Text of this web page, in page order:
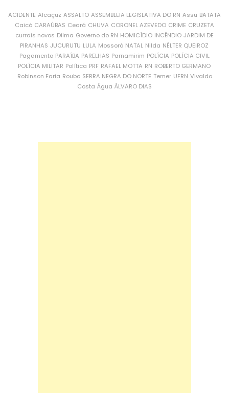
ACIDENTE Alcaçuz ASSALTO ASSEMBLEIA LEGISLATIVA DO RN Assu BATATA
Caicó CARAÚBAS Ceará CHUVA CORONEL AZEVEDO CRIME CRUZETA
currais novos Dilma Governo do RN HOMICÍDIO INCÊNDIO JARDIM DE
PIRANHAS JUCURUTU LULA Mossoró NATAL Nilda NÉLTER QUEIROZ
Pagamento PARAÍBA PARELHAS Parnamirim POLÍCIA POLÍCIA CIVIL
POLÍCIA MILITAR Política PRF RAFAEL MOTTA RN ROBERTO GERMANO
Robinson Faria Roubo SERRA NEGRA DO NORTE Temer UFRN Vivaldo
Costa Água ÁLVARO DIAS